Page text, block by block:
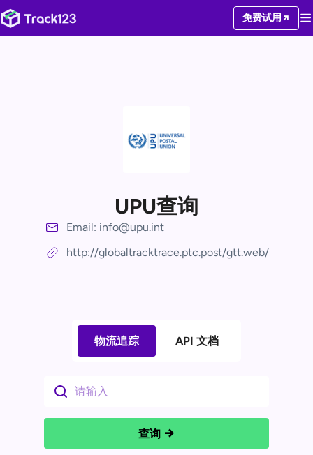
免费试用
UPU查询
Email: info@upu.int
http://globaltracktrace.ptc.post/gtt.web/
物流追踪 API 文档
查询